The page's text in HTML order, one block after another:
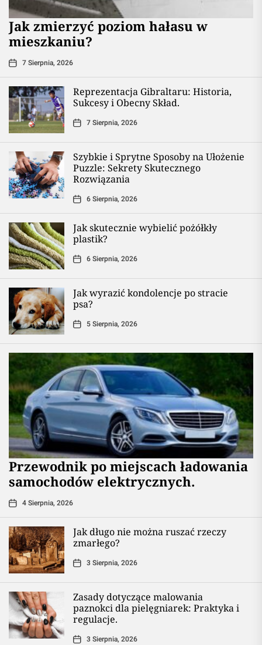
Jak zmierzyć poziom hałasu w
mieszkaniu?
7 Sierpnia, 2026
Reprezentacja Gibraltaru: Historia,
Sukcesy i Obecny Skład.
7 Sierpnia, 2026
Szybkie i Sprytne Sposoby na Ułożenie
Puzzle: Sekrety Skutecznego
Rozwiązania
6 Sierpnia, 2026
Jak skutecznie wybielić pożółkły
plastik?
6 Sierpnia, 2026
Jak wyrazić kondolencje po stracie
psa?
5 Sierpnia, 2026
Przewodnik po miejscach ładowania
samochodów elektrycznych.
4 Sierpnia, 2026
Jak długo nie można ruszać rzeczy
zmarłego?
3 Sierpnia, 2026
Zasady dotyczące malowania
paznokci dla pielęgniarek: Praktyka i
regulacje.
3 Sierpnia, 2026